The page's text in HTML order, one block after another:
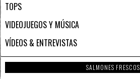
TOPS
VIDEOJUEGOS Y MÚSICA
VÍDEOS & ENTREVISTAS
SALMONES FRESCOS